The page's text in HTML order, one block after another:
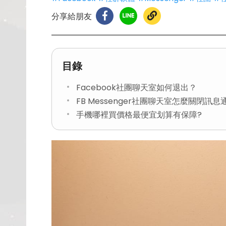
分享給朋友
目錄
Facebook社團聊天室如何退出？
FB Messenger社團聊天室怎麼關閉訊息
手機哪裡買價格最便宜划算有保障?